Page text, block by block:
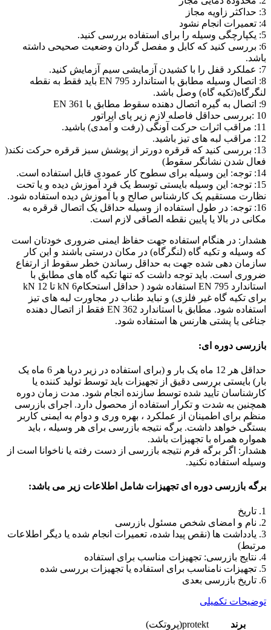
3: حداکثر زاویه مجاز
4: تعمیرات انجام نشود
5: یکپارچگی وسیله را برای استفاده بررسی کنید.
6: بررسی کنید که کابل و مفصل گردان وضعیت صحیحی داشته
باشد.
7: عملکرد قفل را با کشیدن آزمایشی سیم آزمایش کنید.
8: اتصال وسیله مطابق با استاندارد EN 795 باید فقط به نقطه
لنگرگاه(تکیه گاه) وصل باشد.
9: اتصال به گیره اتصال دهنده سقوط مطابق با EN 361
10 :بررسی حداقل فاصله لازم زیر پای اپراتور
11: مراقب اثرات حرکت آونگی (رفت و آمدی) باشید.
12: مراقب لبه های تیز باشید.
13: بررسی کنید که قرقره دورتر از پوشش سبز قرقره حرکت نکند(
فعال شدن نشانگر سقوط)
14: توجه: این وسیله برای سطوح کار عمودی قابل استفاده است.
15: توجه: این وسیله بایستی توسط یک فرد آموزش دیده و یا تحت
نظارت مستقیم یک کارشناس صالح و یا آموزش دیده استفاده شود.
16: توجه: در طول استفاده از وسیله حداقل یک اتصال قرقره به
مکانی در بالا یا پایین نقطه الصاقی لازم است.
هشدار: در هنگام استفاده جهت حفاظ ایمنی ضروری خودتان است
که وسیله و تکیه گاه (لنگرگاه) در مکان درستی باشند و این کار
سازمان دهی شده جهت به حداقل رساندن خطر سقوط از ارتفاع
ضروری است. باید توجه داشت که تنها تکیه گاه های مطابق با
استاندارد EN 795 استفاده شود ( حداقل استحکامkN 6 تا kN 12
برای تکیه گاه غیر فلزی) و نباید طناب در مجاورت لبه های تیز
استفاده شود. مطابق با استاندارد EN 362 فقط از اتصال دهنده
جناغی یا پشتی هارنس ها استفاده شود.
بازرسی دوره ای:
حداقل هر 12 ماه یک بار و (برای استفاده در زیر دریا هر 6 ماه یک
بار) بایستی بررسی دقیق از تجهیزات باید توسط تولید کننده یا
کارشناسان تأیید شده توسط سازنده انجام شود. مدت زمان دوره
همچنین به شدت و تکرار استفاده از محصول دارد. اجرای بازرسی
منظم برای اطمینان از عملکرد ، بهره وری و دوام به ایمنی کاربر
بستگی خواهد داشت. برگه نتیجه بازرسی برای هر وسیله ، باید
همواره همراه با تجهیزات باشد.
هشدار: اگر برگه فرم نتیجه بازرسی از دست رفته یا ناخوانا است از
وسیله استفاده نکنید.
برگه بازرسی دوره ای تجهیزات شامل اطلاعات زیر می باشد:
1. تاریخ
2. نام و امضای شخص مسئول بازرسی
3. یادداشت ها (نقص پیدا شده، تعمیرات انجام شده یا دیگر اطلاعات
مرتبط)
4. نتایج بازرسی: تجهیزات مناسب برای استفاده
5. تجهیزات نامناسب برای استفاده یا تجهیزات بررسی شده
6. تاریخ بازرسی بعدی
توضیحات تکمیلی
برند protekt(پروتکت)